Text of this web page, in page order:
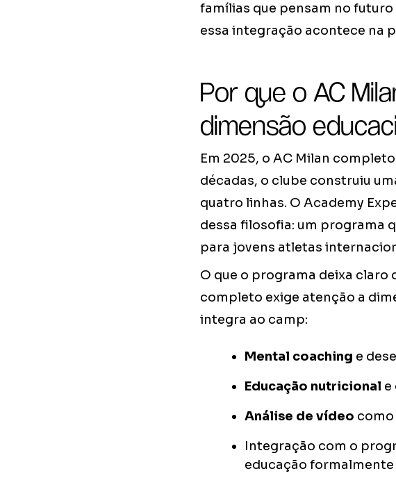
famílias que pensam no
essa integração acontece na
Por que o AC
dimensão
Em 2025, o AC Milan
décadas, o clube construiu
quatro linhas. O Academy
dessa filosofia: um programa
para jovens atletas
O que o programa deixa claro
completo exige atenção a
integra ao camp:
Mental coaching e
Educação nutricional e
Análise de vídeo
Integração com o
educação formalmente